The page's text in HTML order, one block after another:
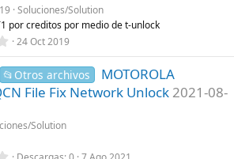
t
r
e
l
a
(
s
)
Soluciones/Solution
por creditos por medio de t-unlock
0
0
0
e
s
e
24 Oct 2019
📂Otros archivos
MOTOROLA
File Fix Network Unlock 2021-08-
Solution
0